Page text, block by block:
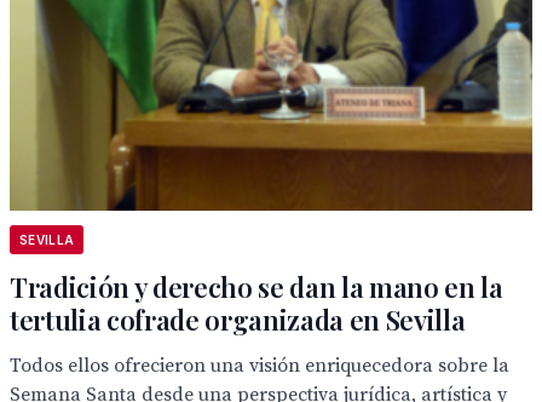
SEVILLA
Tradición y derecho se dan la mano en la
tertulia cofrade organizada en Sevilla
Todos ellos ofrecieron una visión enriquecedora sobre la
Semana Santa desde una perspectiva jurídica, artística y